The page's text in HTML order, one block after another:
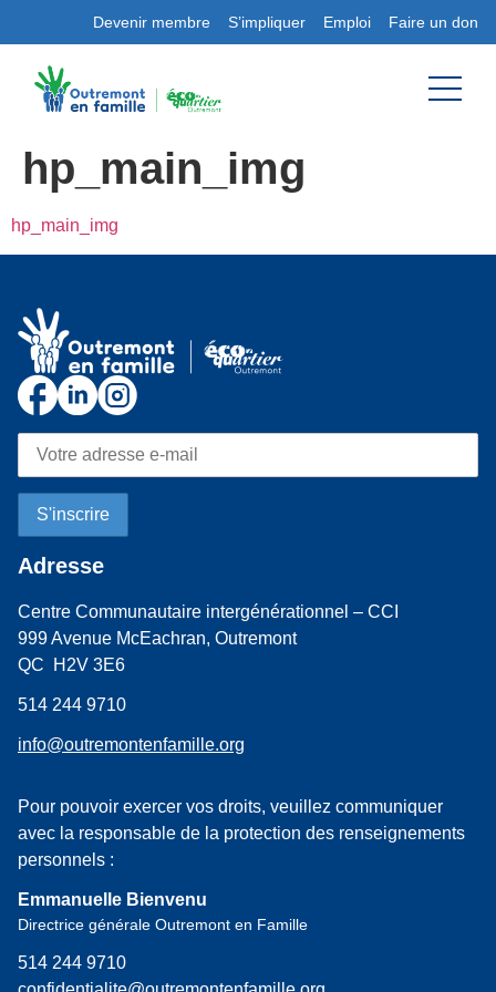
Devenir membre S’impliquer Emploi Faire un don
hp_main_img
hp_main_img
Adresse
Centre Communautaire intergénérationnel – CCI
999 Avenue McEachran, Outremont
QC H2V 3E6
514 244 9710
info@outremontenfamille.org
Pour pouvoir exercer vos droits, veuillez communiquer
avec la responsable de la protection des renseignements
personnels :
Emmanuelle Bienvenu
Directrice générale Outremont en Famille
514 244 9710